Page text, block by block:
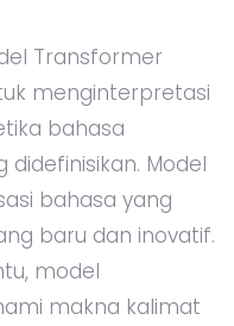
Transformer
menginterpretasi
bahasa
Model
bahasa yang
baru dan inovatif.
model
makna kalimat